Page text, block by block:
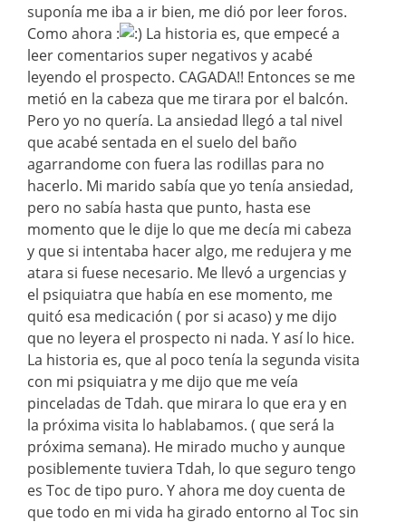
suponía me iba a ir bien, me dió por leer foros.
Como ahora :
La historia es, que empecé a
leer comentarios super negativos y acabé
leyendo el prospecto. CAGADA!! Entonces se me
metió en la cabeza que me tirara por el balcón.
Pero yo no quería. La ansiedad llegó a tal nivel
que acabé sentada en el suelo del baño
agarrandome con fuera las rodillas para no
hacerlo. Mi marido sabía que yo tenía ansiedad,
pero no sabía hasta que punto, hasta ese
momento que le dije lo que me decía mi cabeza
y que si intentaba hacer algo, me redujera y me
atara si fuese necesario. Me llevó a urgencias y
el psiquiatra que había en ese momento, me
quitó esa medicación ( por si acaso) y me dijo
que no leyera el prospecto ni nada. Y así lo hice.
La historia es, que al poco tenía la segunda visita
con mi psiquiatra y me dijo que me veía
pinceladas de Tdah. que mirara lo que era y en
la próxima visita lo hablabamos. ( que será la
próxima semana). He mirado mucho y aunque
posiblemente tuviera Tdah, lo que seguro tengo
es Toc de tipo puro. Y ahora me doy cuenta de
que todo en mi vida ha girado entorno al Toc sin